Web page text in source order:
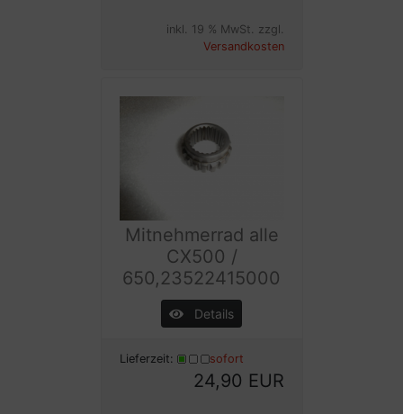
inkl. 19 % MwSt. zzgl.
Versandkosten
Mitnehmerrad alle
CX500 /
650,23522415000
Details
Lieferzeit: sofort
24,90 EUR